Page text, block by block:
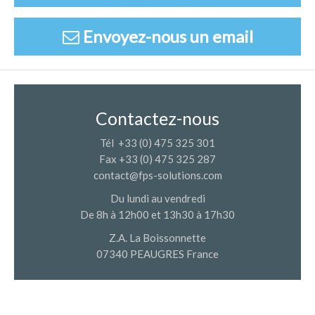
Envoyez-nous un email
Contactez-nous
Tél +33 (0) 475 325 301
Fax +33 (0) 475 325 287
contact@fps-solutions.com
Du lundi au vendredi
De 8h à 12h00 et 13h30 à 17h30
Z.A. La Boissonnette
07340 PEAUGRES France